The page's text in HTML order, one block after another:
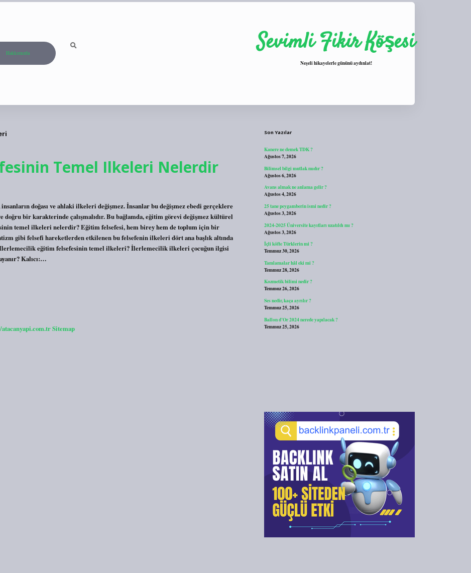
Hakkımızda Sevimli Fikir Köşesi
Neşeli hikayelerle gününü aydınlat!
Temel Ilkeleri Nelerdir
doğası ve ahlaki ilkeleri değişmez. İnsanlar bu değişmez ebedi gerçeklere
bir karakterinde çalışmalıdır. Bu bağlamda, eğitim görevi değişmez kültürel
temel ilkeleri nelerdir? Eğitim felsefesi, hem birey hem de toplum için bir
gibi felsefi hareketlerden etkilenen bu felsefenin ilkeleri dört ana başlık altında
eğitim felsefesinin temel ilkeleri? İlerlemecilik ilkeleri çocuğun ilgisi
Kalıcı:…
Sitemap
Son Yazılar
Kanere ne demek TDK ?
Ağustos 7, 2026
Bilimsel bilgi mutlak mıdır ?
Ağustos 6, 2026
Avans almak ne anlama gelir ?
Ağustos 4, 2026
25 tane peygamberin ismi nedir ?
Ağustos 3, 2026
2024-2025 Üniversite kayıtları uzatıldı mı ?
Ağustos 3, 2026
İçli köfte Türklerin mi ?
Temmuz 30, 2026
Tamlamalar hâl eki mi ?
Temmuz 28, 2026
Kozmetik bilimi nedir ?
Temmuz 26, 2026
Ses nedir, kaça ayrılır ?
Temmuz 25, 2026
Ballon d’Or 2024 nerede yapılacak ?
Temmuz 25, 2026